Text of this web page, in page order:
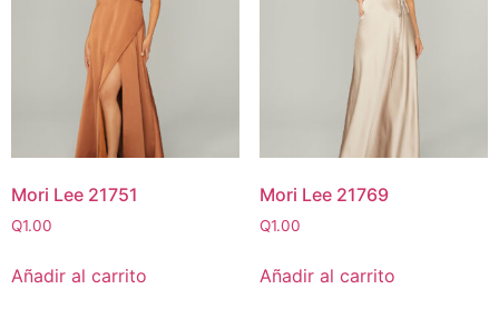
Mori Lee 21751
Q1.00
Añadir al carrito
Mori Lee 21769
Q1.00
Añadir al carrito